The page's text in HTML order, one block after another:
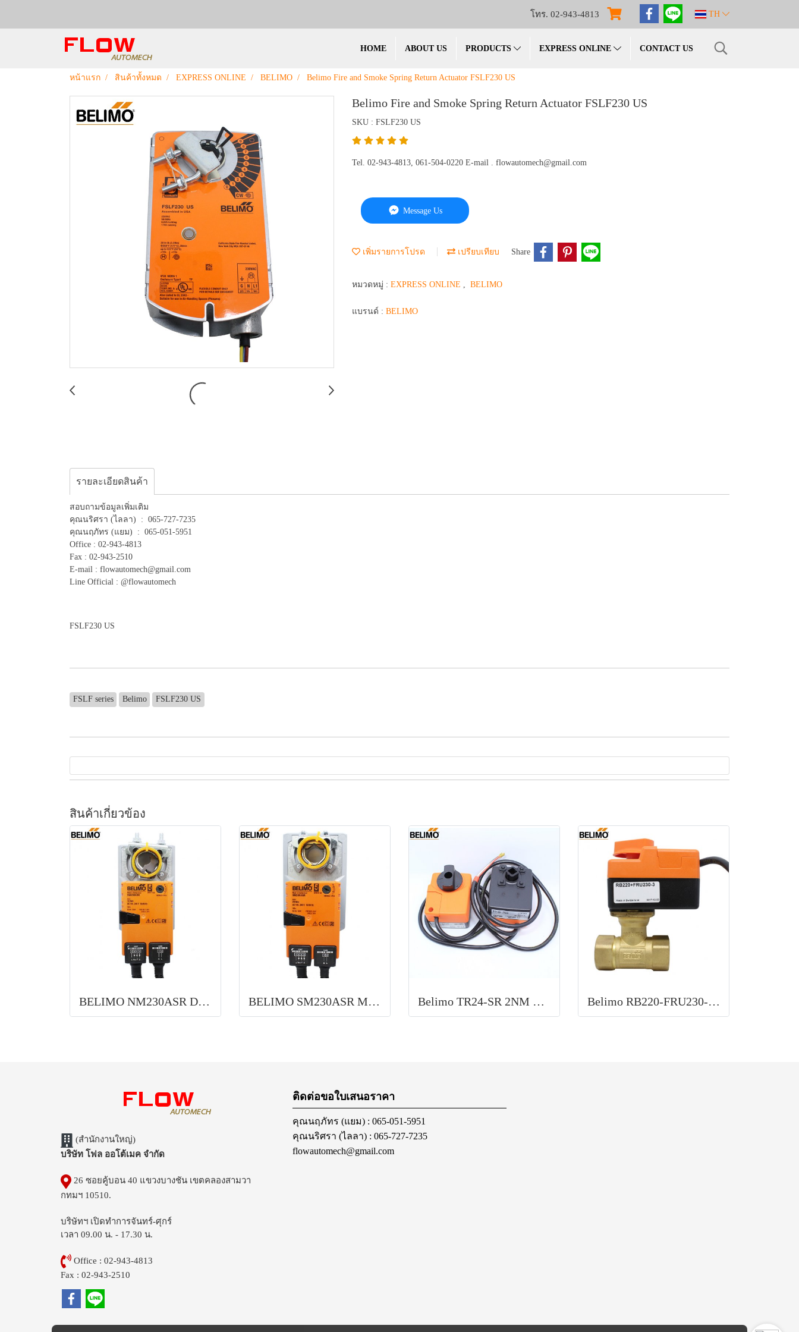
โทร. 02-943-4813 TH
HOME ABOUT US PRODUCTS EXPRESS ONLINE CONTACT US
หน้าแรก สินค้าทั้งหมด EXPRESS ONLINE BELIMO Belimo Fire and Smoke Spring Return Actuator FSLF230 US
Belimo Fire and Smoke Spring Return Actuator FSLF230 US
SKU : FSLF230 US
Tel. 02-943-4813, 061-504-0220 E-mail . flowautomech@gmail.com
Message Us
เพิ่มรายการโปรด เปรียบเทียบ Share
หมวดหมู่ : EXPRESS ONLINE BELIMO
แบรนด์ : BELIMO
รายละเอียดสินค้า
สอบถามข้อมูลเพิ่มเติม
คุณนริศรา (ไลลา) : 065-727-7235
คุณนฤภัทร (แยม) : 065-051-5951
Office : 02-943-4813
Fax : 02-943-2510
E-mail : flowautomech@gmail.com
Line Official : @flowautomech
FSLF230 US
FSLF series Belimo FSLF230 US
สินค้าเกี่ยวข้อง
BELIMO NM230ASR Damper actuator for operating air control dampers in ventilation and air-conditioning systems for building servi BELIMO SM230ASR Modulating damper actuator for adjusting air dampers in ventilation and air-conditioning systems for building se Belimo TR24-SR 2NM Rotary actuator for ball valves Belimo RB220-FRU230-3 Fan Coil Valves Open/Close & floating control (AC 230V)
(สำนักงานใหญ่)
บริษัท โฟล ออโต้เมค จำกัด
26 ซอยคู้บอน 40 แขวงบางชัน เขตคลองสามวา
กทมฯ 10510.
บริษัทฯ เปิดทำการจันทร์-ศุกร์
เวลา 09.00 น. - 17.30 น.
Office : 02-943-4813
Fax : 02-943-2510
ติดต่อขอใบเสนอราคา
คุณนฤภัทร (แยม) : 065-051-5951
คุณนริศรา (ไลลา) : 065-727-7235
flowautomech@gmail.com